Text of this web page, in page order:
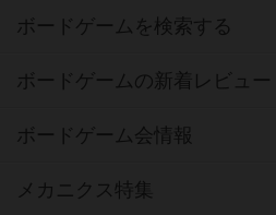
ボードゲームを検索する
ボードゲームの新着レビュー
ボードゲーム会情報
メカニクス特集